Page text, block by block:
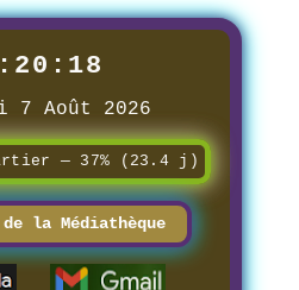
7 Août 2026
— 37% (23.4 j)
la Médiathèque